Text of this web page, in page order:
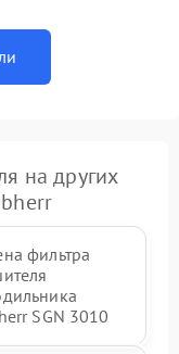
на других
фильтра
SGN 3010